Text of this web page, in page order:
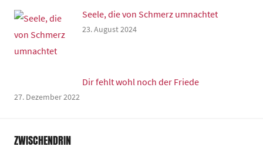
Seele, die von Schmerz umnachtet
23. August 2024
Dir fehlt wohl noch der Friede
27. Dezember 2022
ZWISCHENDRIN